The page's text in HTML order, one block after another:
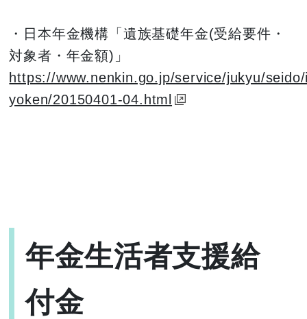
・日本年金機構「遺族基礎年金(受給要件・
対象者・年金額)」
https://www.nenkin.go.jp/service/jukyu/
yoken/20150401-04.html
年金生活者支援給
付金